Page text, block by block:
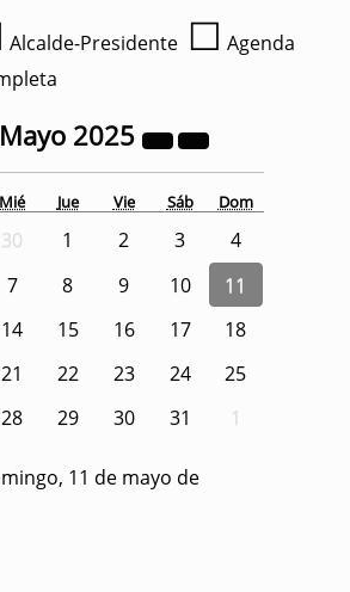
Alcalde-Presidente ☐ Agenda
Mayo 2025
Mié Jue Vie Sáb Dom
30 1 2 3
4
7 8 9 10
11
14 15 16 17
18
21 22 23 24
25
28 29 30 31 1
11 de mayo de